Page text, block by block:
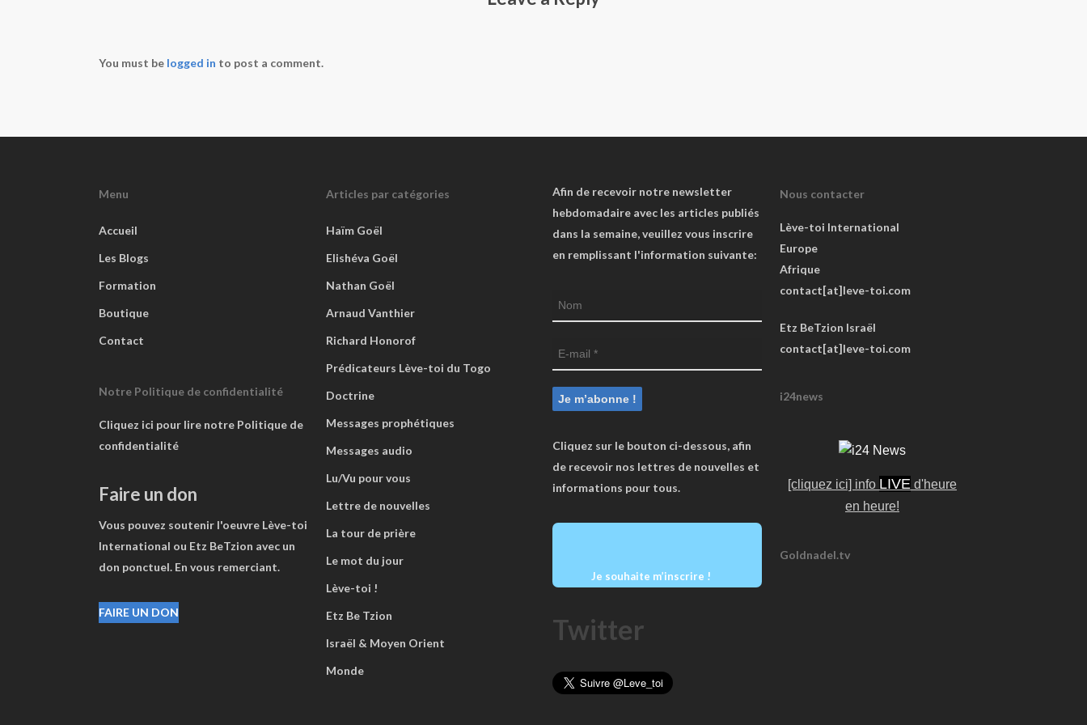
You must be logged in to post a comment.
Menu
Accueil
Les Blogs
Formation
Boutique
Contact
Notre Politique de confidentialité
Cliquez ici pour lire notre Politique de
confidentialité
Faire un don
Vous pouvez soutenir l'oeuvre Lève-toi
International ou Etz BeTzion avec un
don ponctuel. En vous remerciant.
FAIRE UN DON
Articles par catégories
Haïm Goël
Elishéva Goël
Nathan Goël
Arnaud Vanthier
Richard Honorof
Prédicateurs Lève-toi du Togo
Doctrine
Messages prophétiques
Messages audio
Lu/Vu pour vous
Lettre de nouvelles
La tour de prière
Le mot du jour
Lève-toi !
Etz Be Tzion
Israël & Moyen Orient
Monde
Afin de recevoir notre newsletter
hebdomadaire avec les articles publiés
dans la semaine, veuillez vous inscrire
en remplissant l'information suivante:
Cliquez sur le bouton ci-dessous, afin
de recevoir nos lettres de nouvelles et
informations pour tous.
Je souhaite m’inscrire !
Twitter
Nous contacter
Lève-toi International
Europe
Afrique
contact[at]leve-toi.com
Etz BeTzion Israël
contact[at]leve-toi.com
i24news
[cliquez ici] info LIVE d'heure
en heure!
Goldnadel.tv